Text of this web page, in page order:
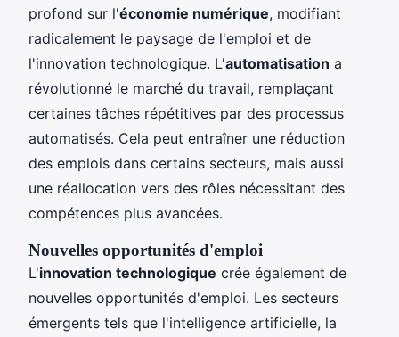
profond sur l'économie numérique, modifiant
radicalement le paysage de l'emploi et de
l'innovation technologique. L'automatisation a
révolutionné le marché du travail, remplaçant
certaines tâches répétitives par des processus
automatisés. Cela peut entraîner une réduction
des emplois dans certains secteurs, mais aussi
une réallocation vers des rôles nécessitant des
compétences plus avancées.
Nouvelles opportunités d'emploi
L'innovation technologique crée également de
nouvelles opportunités d'emploi. Les secteurs
émergents tels que l'intelligence artificielle, la